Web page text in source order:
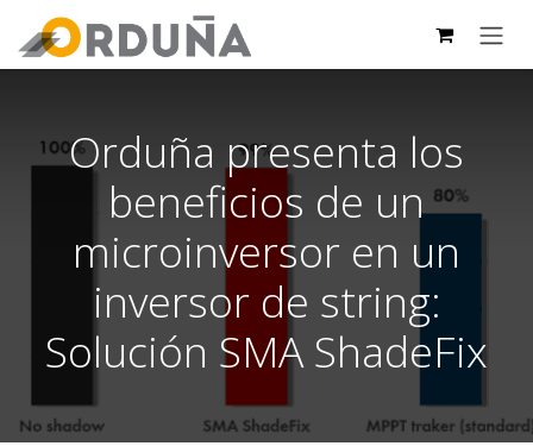
Orduña presenta los
beneficios de un
microinversor en un
inversor de string:
Solución SMA ShadeFix